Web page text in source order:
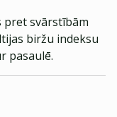
pret svārstībām
biržu indeksu
pasaulē.